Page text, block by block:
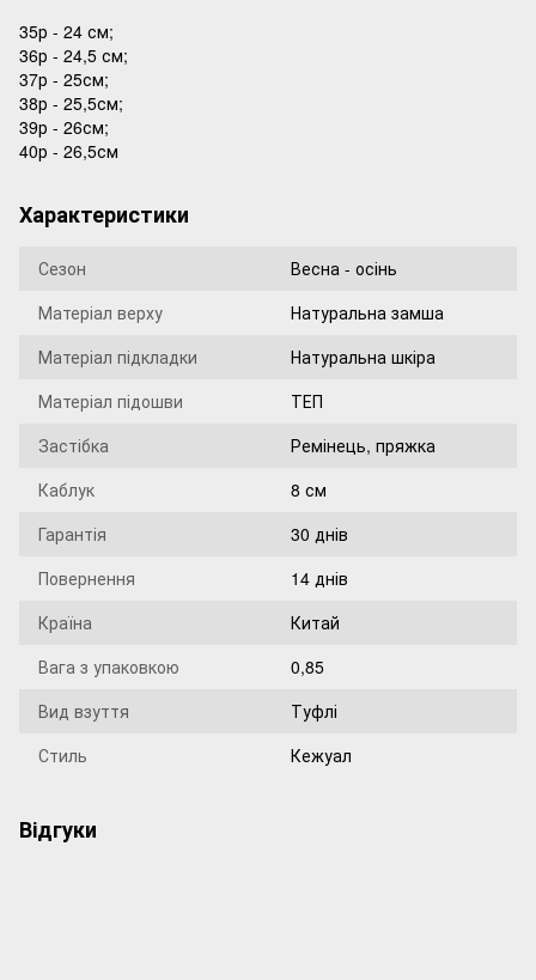
35р - 24 см;
36р - 24,5 см;
37р - 25см;
38р - 25,5см;
39р - 26см;
40р - 26,5см
Характеристики
Сезон
Весна - осінь
Матеріал верху
Натуральна замша
Матеріал підкладки
Натуральна шкіра
Матеріал підошви
ТЕП
Застібка
Ремінець, пряжка
Каблук
8 см
Гарантія
30 днів
Повернення
14 днів
Країна
Китай
Вага з упаковкою
0,85
Вид взуття
Туфлі
Стиль
Кежуал
Відгуки